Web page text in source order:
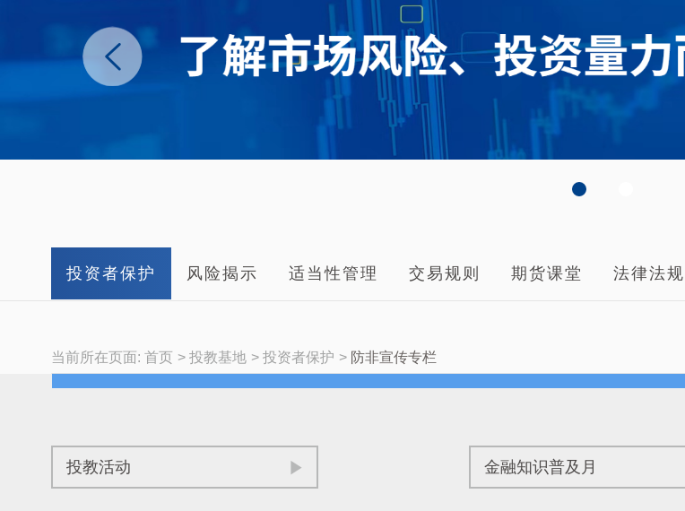
投资者保护 风险揭示 适当性管理 交易规则 期货课堂 法律法规
当前所在页面: 首页 投教基地 投资者保护 防非宣传专栏
投教活动 金融知识普及月